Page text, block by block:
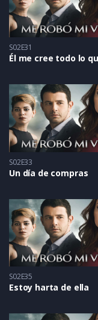
S02E31
Él me cree todo lo
S02E33
Un día de compras
S02E35
Estoy harta de ella